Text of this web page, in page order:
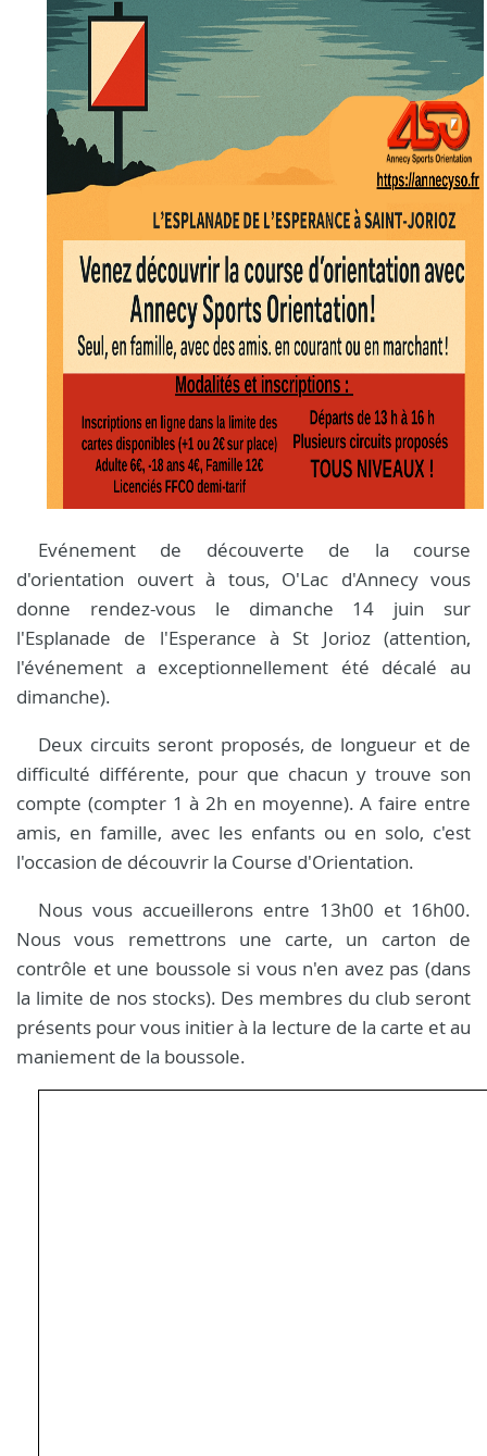
Evénement de découverte de la course
d'orientation ouvert à tous, O'Lac d'Annecy vous
donne rendez-vous le dimanche 14 juin sur
l'Esplanade de l'Esperance à St Jorioz (attention,
l'événement a exceptionnellement été décalé au
dimanche).
Deux circuits seront proposés, de longueur et de
difficulté différente, pour que chacun y trouve son
compte (compter 1 à 2h en moyenne). A faire entre
amis, en famille, avec les enfants ou en solo, c'est
l'occasion de découvrir la Course d'Orientation.
Nous vous accueillerons entre 13h00 et 16h00.
Nous vous remettrons une carte, un carton de
contrôle et une boussole si vous n'en avez pas (dans
la limite de nos stocks). Des membres du club seront
présents pour vous initier à la lecture de la carte et au
maniement de la boussole.